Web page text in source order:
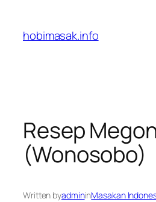
content
hobimasak.info
Resep
(Wonosobo)
Written byadmininMasakan